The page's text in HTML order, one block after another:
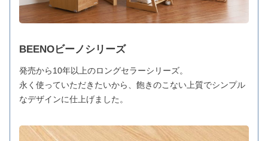
BEENOビーノシリーズ
発売から10年以上のロングセラーシリーズ。
永く使っていただきたいから、飽きのこない上質でシンプル
なデザインに仕上げました。